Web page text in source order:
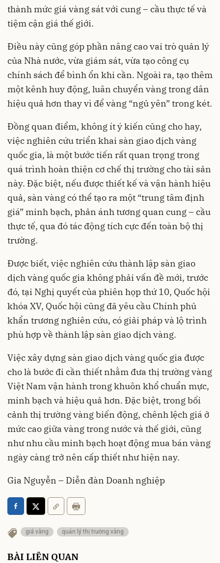
thành mức giá vàng sát với cung – cầu thực tế và
tiệm cận giá thế giới.
Điều này cũng góp phần nâng cao vai trò quản lý
của Nhà nước, vừa giám sát, vừa tạo công cụ
chính sách để bình ổn khi cần. Ngoài ra, tạo thêm
một kênh huy động, luân chuyển vàng trong dân
hiệu quả hơn thay vì để vàng “ngủ yên” trong két.
Đồng quan điểm, không ít ý kiến cũng cho hay,
việc nghiên cứu triển khai sàn giao dịch vàng
quốc gia, là một bước tiến rất quan trọng trong
quá trình hoàn thiện cơ chế thị trường cho tài sản
này. Đặc biệt, nếu được thiết kế và vận hành hiệu
quả, sàn vàng có thể tạo ra một “trung tâm định
giá” minh bạch, phản ánh tương quan cung – cầu
thực tế, qua đó tác động tích cực đến toàn bộ thị
trường.
Được biết, việc nghiên cứu thành lập sàn giao
dịch vàng quốc gia không phải vấn đề mới, trước
đó, tại Nghị quyết của phiên họp thứ 10, Quốc hội
khóa XV, Quốc hội cũng đã yêu cầu Chính phủ
khẩn trương nghiên cứu, có giải pháp và lộ trình
phù hợp về thành lập sàn giao dịch vàng.
Việc xây dựng sàn giao dịch vàng quốc gia được
cho là bước đi cần thiết nhằm đưa thị trường vàng
Việt Nam vận hành trong khuôn khổ chuẩn mực,
minh bạch và hiệu quả hơn. Đặc biệt, trong bối
cảnh thị trường vàng biến động, chênh lệch giá ở
mức cao giữa vàng trong nước và thế giới, cũng
như nhu cầu minh bạch hoạt động mua bán vàng
ngày càng trở nên cấp thiết như hiện nay.
Gia Nguyễn – Diễn đàn Doanh nghiệp
giá vàng quản lý thị trường vàng
BÀI LIÊN QUAN